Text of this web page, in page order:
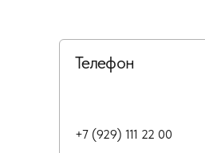
Телефон
+7 (929) 111 22 00